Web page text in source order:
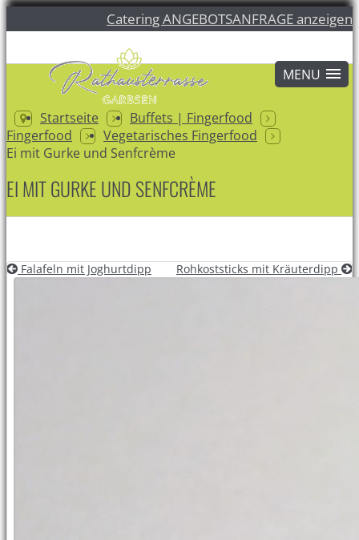
Catering ANGEBOTSANFRAGE anzeigen
Startseite
Buffets | Fingerfood
Fingerfood
Vegetarisches Fingerfood
Ei mit Gurke und Senfcrème
EI MIT GURKE UND SENFCRÈME
Falafeln mit Joghurtdipp Rohkoststicks mit Kräuterdipp